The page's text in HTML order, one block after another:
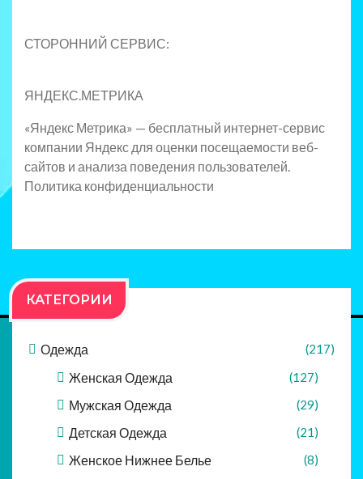
СТОРОННИЙ СЕРВИС:
ЯНДЕКС.МЕТРИКА
«Яндекс Метрика» — бесплатный интернет-сервис
компании Яндекс для оценки посещаемости веб-
сайтов и анализа поведения пользователей.
Политика конфиденциальности
КАТЕГОРИИ
Одежда (217)
Женская Одежда (127)
Мужская Одежда (29)
Детская Одежда (21)
Женское Нижнее Белье (8)